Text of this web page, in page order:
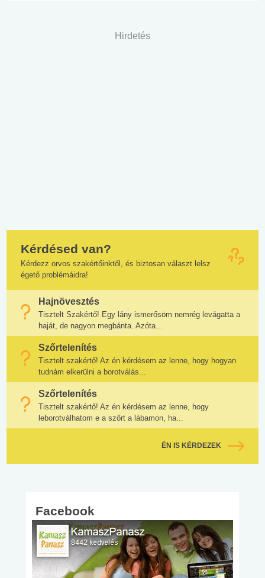
Hirdetés
Kérdésed van?
Kérdezz orvos szakértőinktől, és biztosan választ lelsz
égető problémáidra!
Hajnövesztés
Tisztelt Szakértő! Egy lány ismerősöm nemrég levágatta a
haját, de nagyon megbánta. Azóta...
Szőrtelenítés
Tisztelt szakértő! Az én kérdésem az lenne, hogy hogyan
tudnám elkerülni a borotválás...
Szőrtelenítés
Tisztelt szakértő! Az én kérdésem az lenne, hogy
leborotválhatom e a szőrt a lábamon, ha...
ÉN IS KÉRDEZEK
Facebook